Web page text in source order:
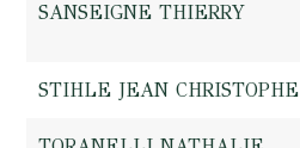
SANSEIGNE THIERRY
STIHLE JEAN CHRISTOPHE